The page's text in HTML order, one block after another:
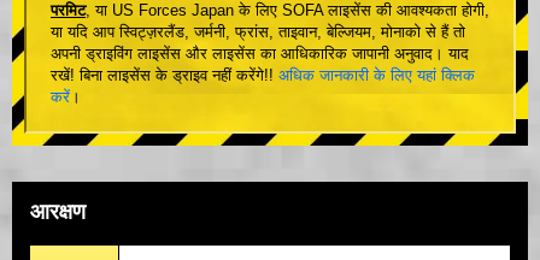
परमिट, या US Forces Japan के लिए SOFA लाइसेंस की आवश्यकता होगी,
या यदि आप स्विट्ज़रलैंड, जर्मनी, फ्रांस, ताइवान, बेल्जियम, मोनाको से हैं तो
अपनी ड्राइविंग लाइसेंस और लाइसेंस का आधिकारिक जापानी अनुवाद। याद
रखें! बिना लाइसेंस के ड्राइव नहीं करेंगे!! अधिक जानकारी के लिए यहां क्लिक
करें ।
आरक्षण